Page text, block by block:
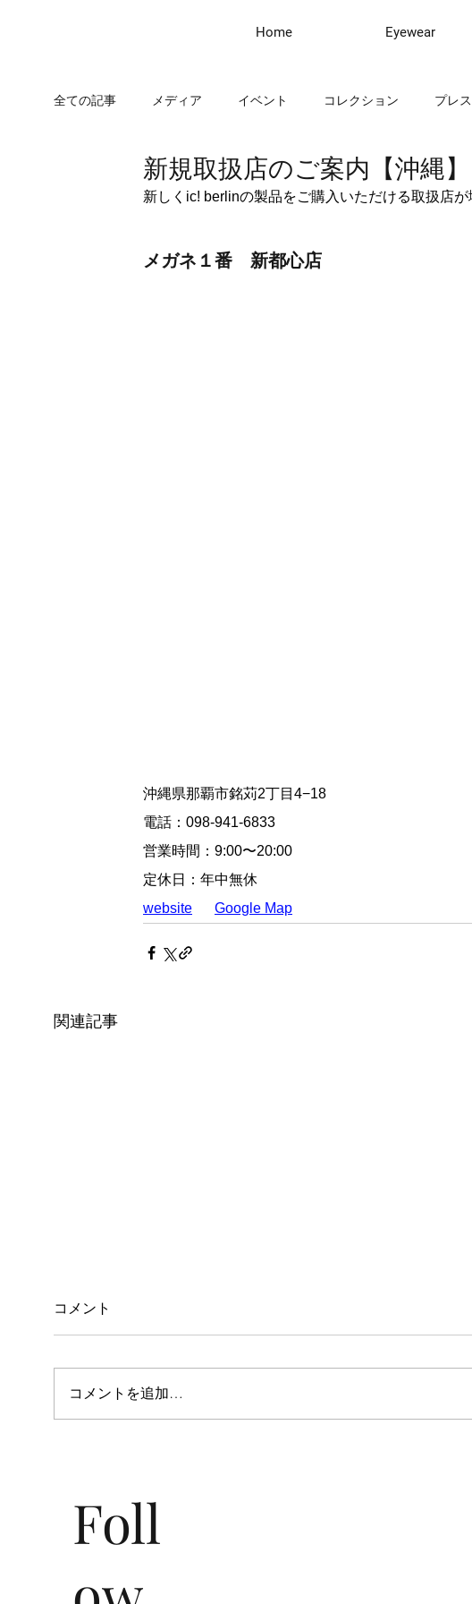
Home Eyewear
全ての記事 メディア イベント コレクション プレ
新規取扱店のご案内【沖縄】
新しくic! berlinの製品をご購入いただける取扱店
メガネ１番　新都心店
沖縄県那覇市銘苅2丁目4−18
電話：098-941-6833
営業時間：9:00〜20:00
定休日：年中無休
website
Google Map
関連記事
コメント
コメントを追加…
Foll